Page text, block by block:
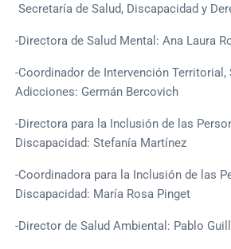
Secretaría de Salud, Discapacidad y
-Directora de Salud Mental: Ana Laura
-Coordinador de Intervención Territorial,
Adicciones: Germán Bercovich
-Directora para la Inclusión de las
Discapacidad: Stefanía Martínez
-Coordinadora para la Inclusión de las
Discapacidad: María Rosa Pinget
-Director de Salud Ambiental: Pablo